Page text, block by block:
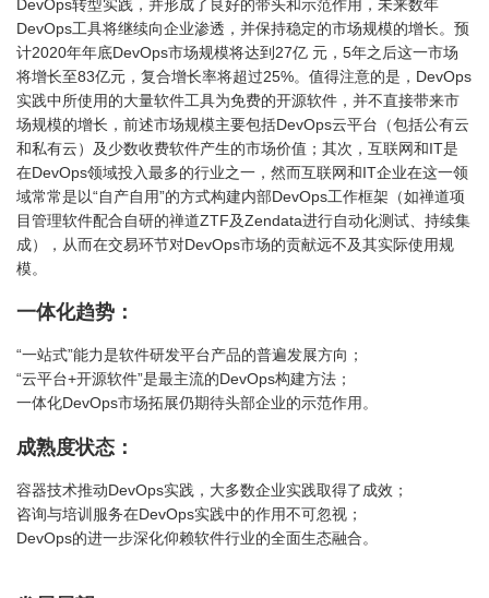
DevOps转型实践，并形成了良好的带头和示范作用，未来数年
DevOps工具将继续向企业渗透，并保持稳定的市场规模的增长。预
计2020年年底DevOps市场规模将达到27亿 元，5年之后这一市场
将增长至83亿元，复合增长率将超过25%。值得注意的是，DevOps
实践中所使用的大量软件工具为免费的开源软件，并不直接带来市
场规模的增长，前述市场规模主要包括DevOps云平台（包括公有云
和私有云）及少数收费软件产生的市场价值；其次，互联网和IT是
在DevOps领域投入最多的行业之一，然而互联网和IT企业在这一领
域常常是以“自产自用”的方式构建内部DevOps工作框架（如禅道项
目管理软件配合自研的禅道ZTF及Zendata进行自动化测试、持续集
成），从而在交易环节对DevOps市场的贡献远不及其实际使用规
模。
一体化趋势：
“一站式”能力是软件研发平台产品的普遍发展方向；
“云平台+开源软件”是最主流的DevOps构建方法；
一体化DevOps市场拓展仍期待头部企业的示范作用。
成熟度状态：
容器技术推动DevOps实践，大多数企业实践取得了成效；
咨询与培训服务在DevOps实践中的作用不可忽视；
DevOps的进一步深化仰赖软件行业的全面生态融合。